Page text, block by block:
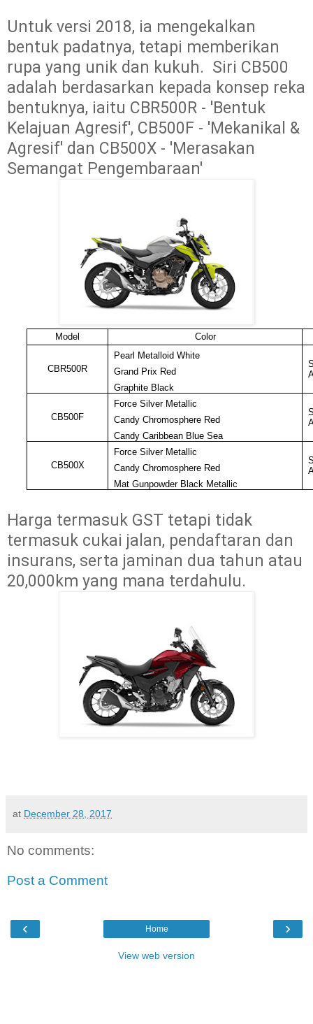
Untuk versi 2018, ia mengekalkan
bentuk padatnya, tetapi memberikan
rupa yang unik dan kukuh.  Siri CB500
adalah berdasarkan kepada konsep reka
bentuknya, iaitu CBR500R - 'Bentuk
Kelajuan Agresif', CB500F - 'Mekanikal &
Agresif' dan CB500X - 'Merasakan
Semangat Pengembaraan'
Model Color
CBR500R
Pearl Metalloid White
Grand Prix Red
Graphite Black
CB500F
Force Silver Metallic
Candy Chromosphere Red
Candy Caribbean Blue Sea
CB500X
Force Silver Metallic
Candy Chromosphere Red
Mat Gunpowder Black Metallic
Harga termasuk GST tetapi tidak
termasuk cukai jalan, pendaftaran dan
insurans, serta jaminan dua tahun atau
20,000km yang mana terdahulu.
at December 28, 2017
No comments:
Post a Comment
‹ ›
Home
View web version